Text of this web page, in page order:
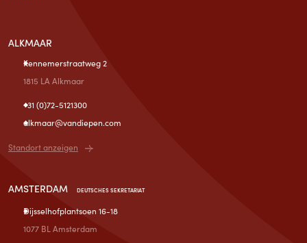
ALKMAAR
Kennemerstraatweg 2
1815 LA Alkmaar
+31 (0)72-5121300
alkmaar@vandiepen.com
Standort anzeigen
AMSTERDAM DEUTSCHES SEKRETARIAT
Dijsselhofplantsoen 16-18
1077 BL Amsterdam